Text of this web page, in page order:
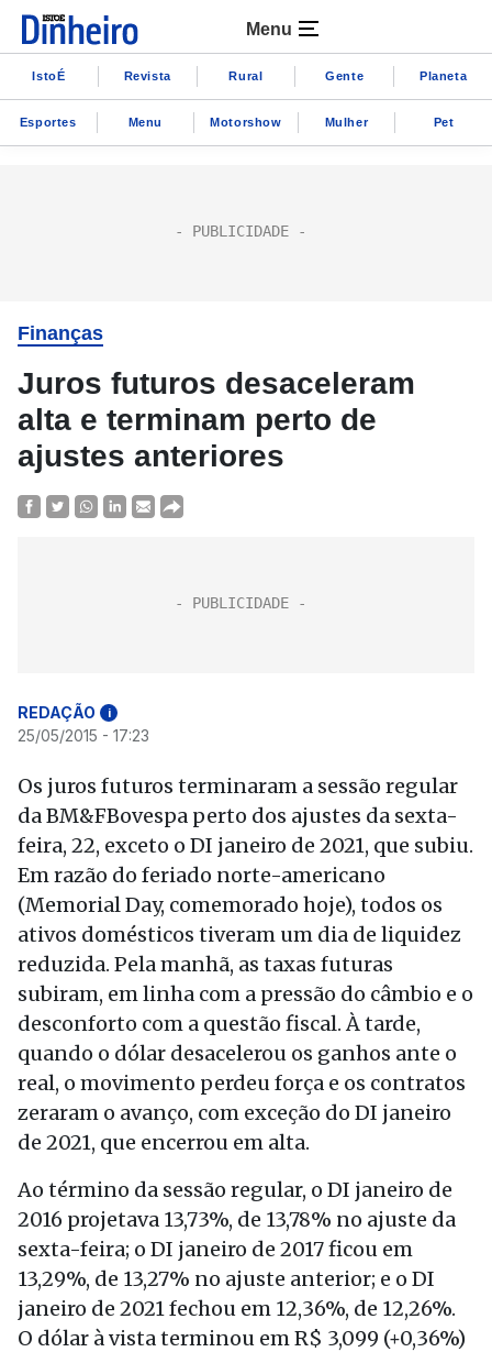
Menu
IstoÉ Revista Rural Gente Planeta
Esportes Menu Motorshow Mulher Pet
Finanças
Juros futuros desaceleram
alta e terminam perto de
ajustes anteriores
REDAÇÃO i
25/05/2015 - 17:23
Os juros futuros terminaram a sessão regular
da BM&FBovespa perto dos ajustes da sexta-
feira, 22, exceto o DI janeiro de 2021, que subiu.
Em razão do feriado norte-americano
(Memorial Day, comemorado hoje), todos os
ativos domésticos tiveram um dia de liquidez
reduzida. Pela manhã, as taxas futuras
subiram, em linha com a pressão do câmbio e o
desconforto com a questão fiscal. À tarde,
quando o dólar desacelerou os ganhos ante o
real, o movimento perdeu força e os contratos
zeraram o avanço, com exceção do DI janeiro
de 2021, que encerrou em alta.
Ao término da sessão regular, o DI janeiro de
2016 projetava 13,73%, de 13,78% no ajuste da
sexta-feira; o DI janeiro de 2017 ficou em
13,29%, de 13,27% no ajuste anterior; e o DI
janeiro de 2021 fechou em 12,36%, de 12,26%.
O dólar à vista terminou em R$ 3,099 (+0,36%)